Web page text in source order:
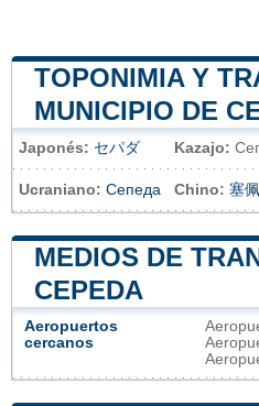
TOPONIMIA Y
MUNICIPIO DE
Japonés: セパダ Kazajo:
Ucraniano: Сепеда Chino: 塞
MEDIOS DE
CEPEDA
Aeropuertos
cercanos